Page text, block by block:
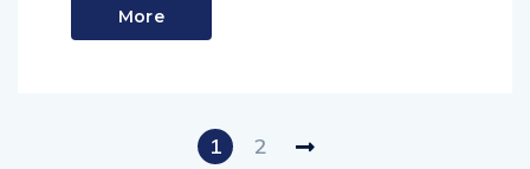
More
1 2